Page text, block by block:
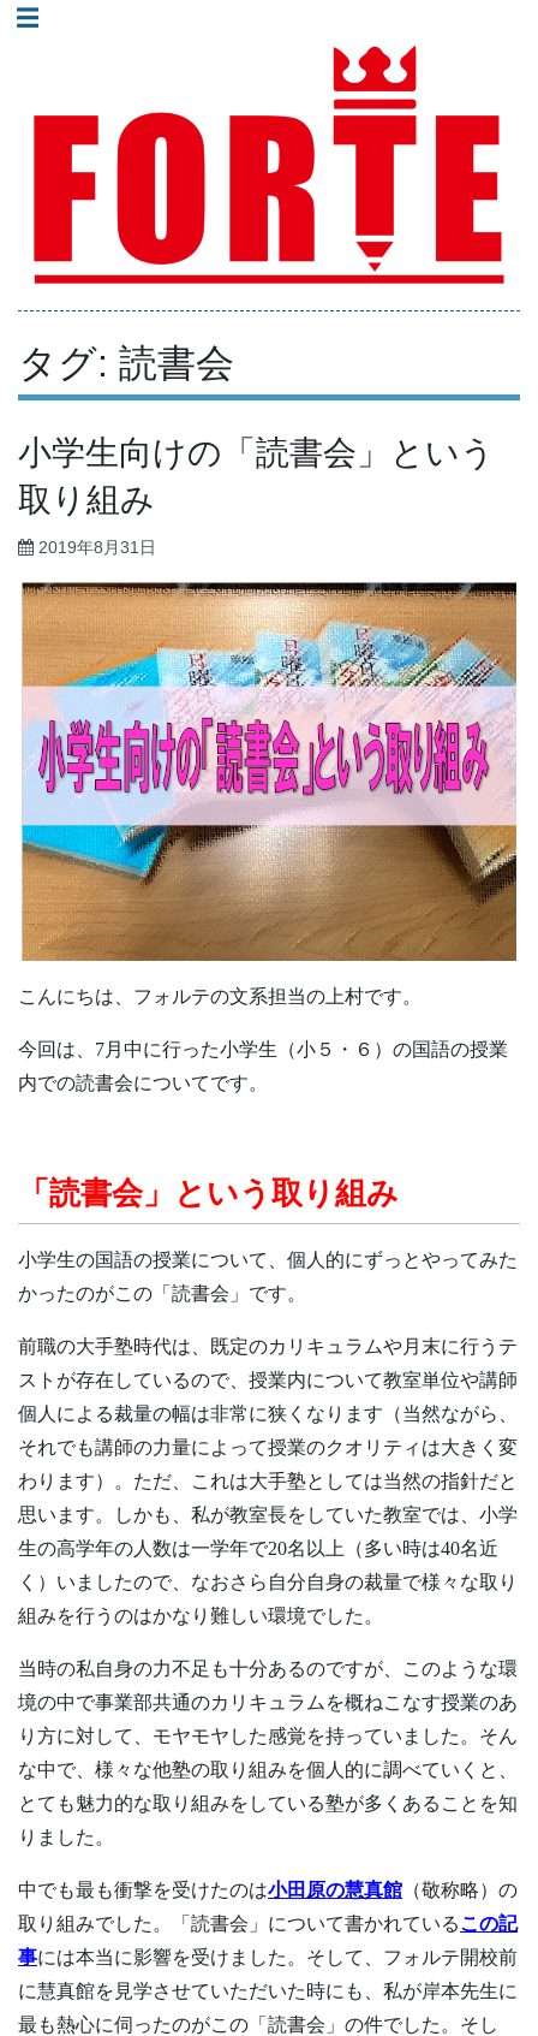
コ☰
進学塾フォルテ｜横浜
市南区井土ヶ谷・蒔
田・弘明寺地域の高校
受験専門塾｜少人数制
集団授業
進学塾フォルテ｜井土ヶ谷・蒔田・弘明寺地域で人気の少人
数制集団授業の塾！
タグ: 読書会
小学生向けの「読書会」という
取り組み
2019年8月31日
こんにちは、フォルテの文系担当の上村です。
今回は、7月中に行った小学生（小５・６）の国語の授業
内での読書会についてです。
「 読書会」という取り組み
小学生の国語の授業について、個人的にずっとやってみた
かったのがこの「読書会」です。
前職の大手塾時代は、既定のカリキュラムや月末に行うテ
ストが存在しているので、授業内について教室単位や講師
個人による裁量の幅は非常に狭くなります（当然ながら、
それでも講師の力量によって授業のクオリティは大きく変
わります）。ただ、これは大手塾としては当然の指針だと
思います。しかも、私が教室長をしていた教室では、小学
生の高学年の人数は一学年で20名以上（多い時は40名近
く）いましたので、なおさら自分自身の裁量で様々な取り
組みを行うのはかなり難しい環境でした。
当時の私自身の力不足も十分あるのですが、このような環
境の中で事業部共通のカリキュラムを概ねこなす授業のあ
り方に対して、モヤモヤした感覚を持っていました。そん
な中で、様々な他塾の取り組みを個人的に調べていくと、
とても魅力的な取り組みをしている塾が多くあることを知
りました。
中でも最も衝撃を受けたのは小田原の慧真館 （敬称略）の
取り組みでした。「読書会」について書かれているこの記
事には本当に影響を受けました。そして、フォルテ開校前
に慧真館を見学させていただいた時にも、私が岸本先生に
最も熱心に伺ったのがこの「読書会」の件でした。そし